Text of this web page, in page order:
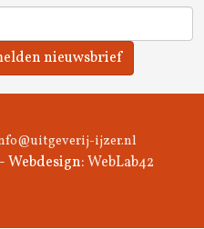
nieuwsbrief
ijzer.nl
Webdesign:WebLab42